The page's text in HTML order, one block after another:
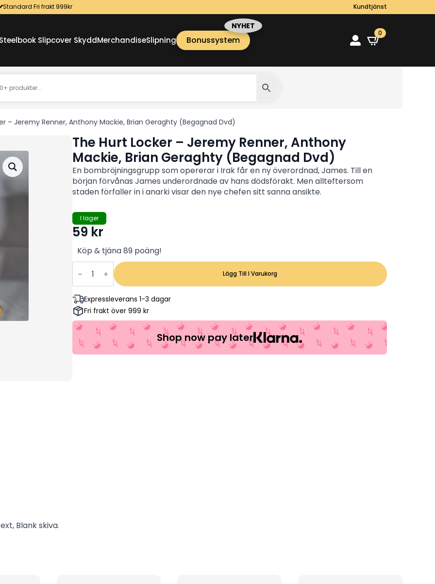
Standard Fri frakt 999kr Kundtjänst
Slipcover SkyddMerchandiseSlipning Bonussystem
0
– Jeremy Renner, Anthony Mackie, Brian Geraghty (Begagnad Dvd)
The Hurt Locker – Jeremy Renner, Anthony
Mackie, Brian Geraghty (Begagnad Dvd)
En bombröjningsgrupp som opererar i Irak får en ny överordnad, James. Till en
början förvånas James underordnade av hans dödsförakt. Men allteftersom
staden förfaller in i anarki visar den nye chefen sitt sanna ansikte.
I lager
59 kr
Köp & tjäna 89 poäng!
The
Hurt
Locker
–
Jeremy
Renner,
Anthony
Mackie,
Brian
Geraghty
(Begagnad
Dvd)
mängd
Lägg Till I Varukorg
Expressleverans 1-3 dagar
Fri frakt över 999 kr
Shop now pay later
Blank skiva.